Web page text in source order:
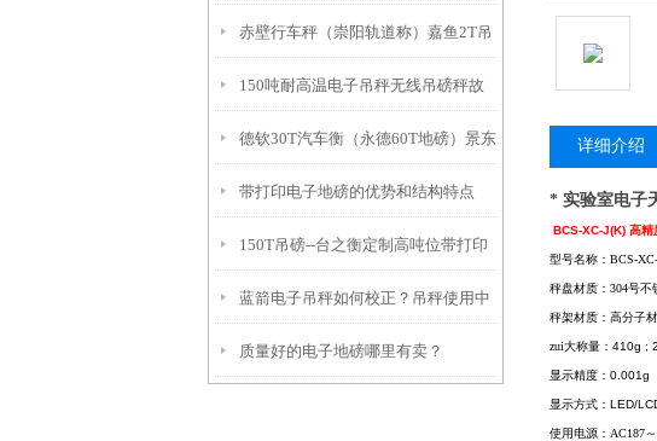
求呢？
赤壁行车秤（崇阳轨道称）嘉鱼2T吊
秤维修
150吨耐高温电子吊秤无线吊磅秤故
障维修常识
德钦30T汽车衡（永德60T地磅）景东
轨道秤）普洱150T吊秤维修
带打印电子地磅的优势和结构特点
150T吊磅--台之衡定制高吨位带打印
吊秤
蓝箭电子吊秤如何校正？吊秤使用中
注意事项及电子吊秤原理
质量好的电子地磅哪里有卖？
详细介绍
* 实验室电子
BCS-XC-J(K) 高精
型号名称：BCS-
秤盘材质：304号
秤架材质：高分子
zui大称量： 410g ;
显示精度： 0.001g
显示方式： LED/
使用电源：AC187～